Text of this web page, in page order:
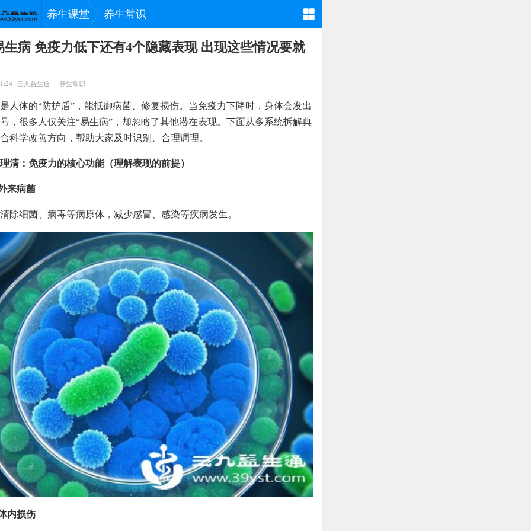
养生课堂 养生常识
生病 免疫力低下还有4个隐藏表现 出现这些情况要就
三九益生通 养生常识
人体的“防护盾”，能抵御病菌、修复损伤。当免疫力下降时，身体会发出
，很多人仅关注“易生病”，却忽略了其他潜在表现。下面从多系统拆解典
科学改善方向，帮助大家及时识别、合理调理。
清：免疫力的核心功能（理解表现的前提）
来病菌
除细菌、病毒等病原体，减少感冒、感染等疾病发生。
内损伤